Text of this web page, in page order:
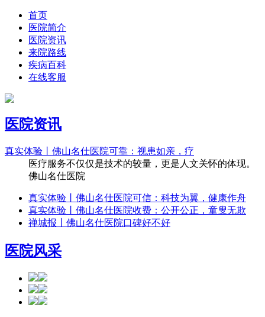
首页
医院简介
医院资讯
来院路线
疾病百科
在线客服
医院资讯
真实体验丨佛山名仕医院可靠：视患如亲，疗
医疗服务不仅仅是技术的较量，更是人文关怀的体现。
佛山名仕医院
真实体验丨佛山名仕医院可信：科技为翼，健康作舟
真实体验丨佛山名仕医院收费：公开公正，童叟无欺
禅城报丨佛山名仕医院口碑好不好
医院风采